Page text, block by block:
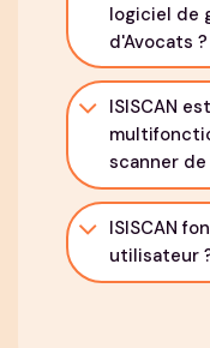
logiciel de
d'Avocats ?
ISISCAN
scanner
ISISCAN
utilisateur